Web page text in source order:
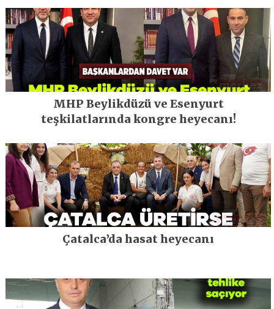
MHP Beylikdüzü ve Esenyurt
teşkilatlarında kongre heyecanı!
Çatalca’da hasat heyecanı